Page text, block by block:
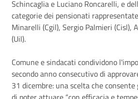
Schincaglia e Luciano Roncarelli, e
categorie dei pensionati
Minarelli (Cgil), Sergio Palmieri (Cisl),
(Uil).
Comune e sindacati condividono
secondo anno consecutivo di
31 dicembre: una scelta che